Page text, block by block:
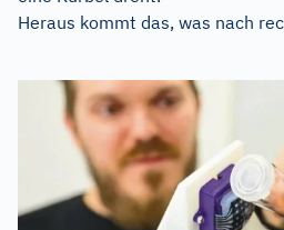
Heraus kommt das, was nach